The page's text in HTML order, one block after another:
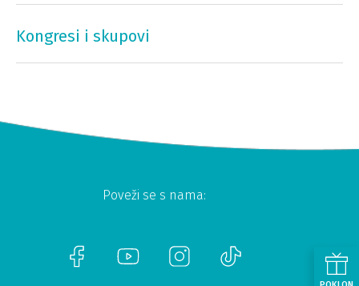
Kongresi i skupovi
Poveži se s nama: